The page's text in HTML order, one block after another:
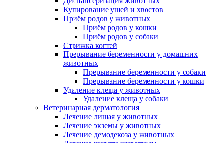
Купирование ушей и хвостов
Приём родов у животных
Приём родов у кошки
Приём родов у собаки
Стрижка когтей
Прерывание беременности у домашних
животных
Прерывание беременности у собаки
Прерывание беременности у кошки
Удаление клеща у животных
Удаление клеща у собаки
Ветеринарная дерматология
Лечение лишая у животных
Лечение экземы у животных
Лечение демодекоза у животных